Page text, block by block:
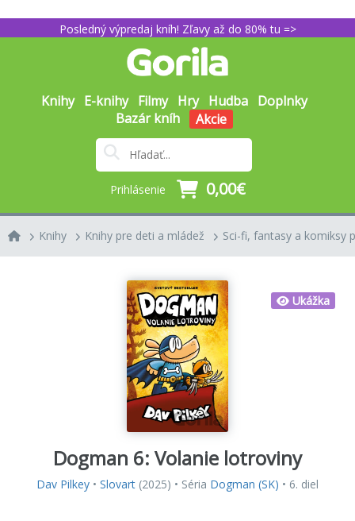
Posledný výpredaj kníh! Zľavy až do 80% tu =>
Knihy E-knihy Filmy Hry Hudba Doplnky
Bazár kníh
Akcie
Prihlásenie 0,00€
Knihy Knihy pre deti a mládež Sci-fi, fantasy a komiksy
Ukážka
Dogman 6: Volanie lotroviny
Dav Pilkey • Slovart (2025) • Séria Dogman (SK) • 6. diel